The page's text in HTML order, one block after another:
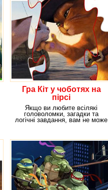
Гра Кіт у чоботях на
пірсі
Якщо ви любите всілякі
головоломки, загадки та
логічні завдання, вам не може